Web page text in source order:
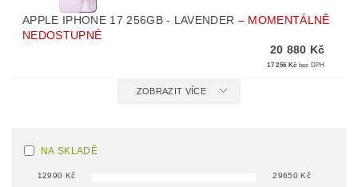
APPLE IPHONE 17 256GB - LAVENDER – MOMENTÁLNĚ
NEDOSTUPNÉ
20 880 Kč
17 256 Kč bez DPH
ZOBRAZIT VÍCE
NA SKLADĚ
12990 Kč 29650Kč